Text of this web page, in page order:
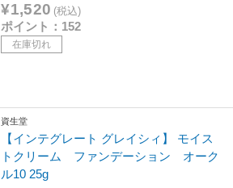
¥1,520 (税込)
ポイント：152
在庫切れ
資生堂
【インテグレート グレイシィ】 モイス
トクリーム ファンデーション オーク
ル10 25g